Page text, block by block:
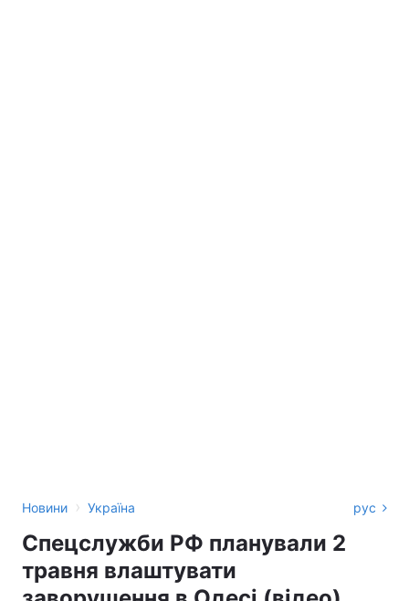
Новини › Україна рус
Спецслужби РФ планували 2
травня влаштувати